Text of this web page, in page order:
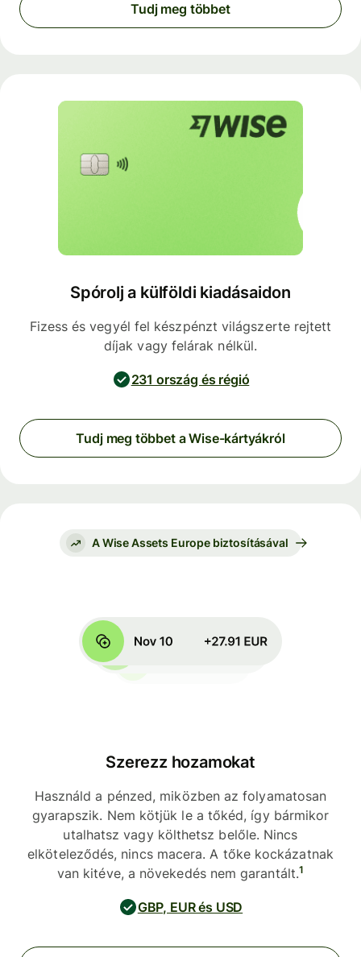
Tudj meg többet
Spórolj a külföldi kiadásaidon
Fizess és vegyél fel készpénzt világszerte rejtett
díjak vagy felárak nélkül.
231 ország és régió
Tudj meg többet a Wise-kártyákról
A Wise Assets Europe biztosításával
Szerezz hozamokat
Használd a pénzed, miközben az folyamatosan
gyarapszik. Nem kötjük le a tőkéd, így bármikor
utalhatsz vagy költhetsz belőle. Nincs
elköteleződés, nincs macera. A tőke kockázatnak
van kitéve, a növekedés nem garantált.1
GBP, EUR és USD